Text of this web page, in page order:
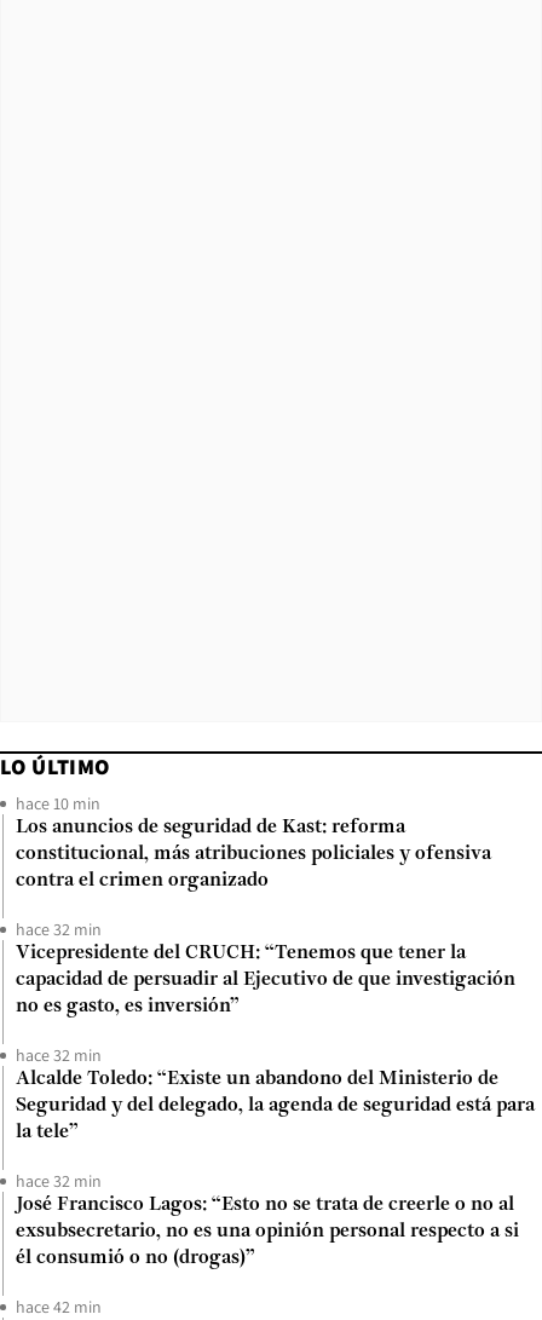
LO ÚLTIMO
hace 10 min
Los anuncios de seguridad de Kast: reforma
constitucional, más atribuciones policiales y ofensiva
contra el crimen organizado
hace 32 min
Vicepresidente del CRUCH: “Tenemos que tener la
capacidad de persuadir al Ejecutivo de que investigación
no es gasto, es inversión”
hace 32 min
Alcalde Toledo: “Existe un abandono del Ministerio de
Seguridad y del delegado, la agenda de seguridad está para
la tele”
hace 32 min
José Francisco Lagos: “Esto no se trata de creerle o no al
exsubsecretario, no es una opinión personal respecto a si
él consumió o no (drogas)”
hace 42 min